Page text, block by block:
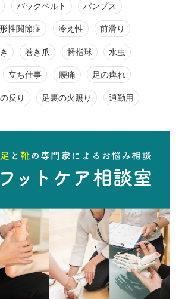
バックベルト パンプス
性関節症 冷え性 前滑り
巻き爪 拇指球 水虫
立ち仕事 腰痛 足の痺れ
反り 足裏の火照り 通勤用